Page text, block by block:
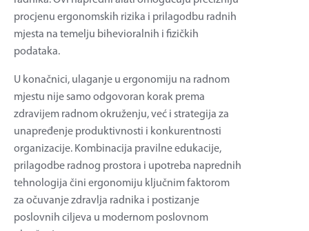
procjenu ergonomskih rizika i prilagodbu radnih
mjesta na temelju bihevioralnih i fizičkih
podataka.
U konačnici, ulaganje u ergonomiju na radnom
mjestu nije samo odgovoran korak prema
zdravijem radnom okruženju, već i strategija za
unapređenje produktivnosti i konkurentnosti
organizacije. Kombinacija pravilne edukacije,
prilagodbe radnog prostora i upotreba naprednih
tehnologija čini ergonomiju ključnim faktorom
za očuvanje zdravlja radnika i postizanje
poslovnih ciljeva u modernom poslovnom